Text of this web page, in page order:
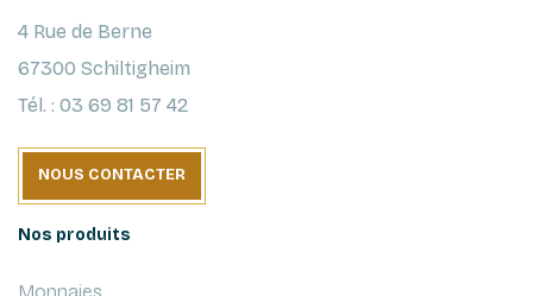
4 Rue de Berne
67300 Schiltigheim
Tél. : 03 69 81 57 42
NOUS CONTACTER
Nos produits